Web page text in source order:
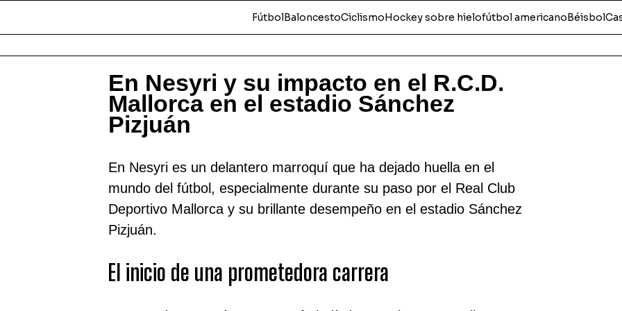
FútbolBaloncestoCiclismoHockey sobre hielofútbol americanoBéisbol
En Nesyri y su impacto en el R.C.D.
Mallorca en el estadio Sánchez
Pizjuán
En Nesyri es un delantero marroquí que ha dejado huella en el
mundo del fútbol, especialmente durante su paso por el Real Club
Deportivo Mallorca y su brillante desempeño en el estadio Sánchez
Pizjuán.
El inicio de una prometedora carrera